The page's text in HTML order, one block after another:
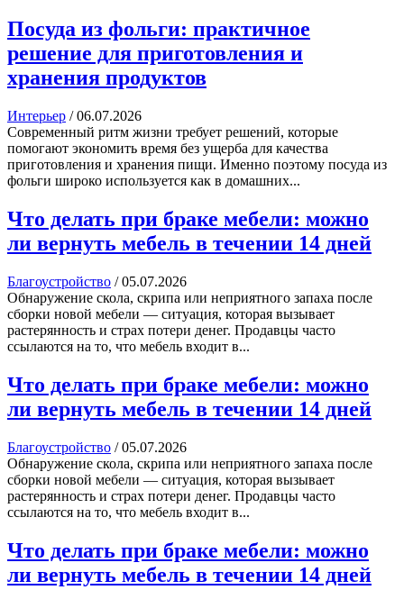
Посуда из фольги: практичное
решение для приготовления и
хранения продуктов
Интерьер /06.07.2026
Современный ритм жизни требует решений, которые
помогают экономить время без ущерба для качества
приготовления и хранения пищи. Именно поэтому посуда из
фольги широко используется как в домашних...
Что делать при браке мебели: можно
ли вернуть мебель в течении 14 дней
Благоустройство /05.07.2026
Обнаружение скола, скрипа или неприятного запаха после
сборки новой мебели — ситуация, которая вызывает
растерянность и страх потери денег. Продавцы часто
ссылаются на то, что мебель входит в...
Что делать при браке мебели: можно
ли вернуть мебель в течении 14 дней
Благоустройство /05.07.2026
Обнаружение скола, скрипа или неприятного запаха после
сборки новой мебели — ситуация, которая вызывает
растерянность и страх потери денег. Продавцы часто
ссылаются на то, что мебель входит в...
Что делать при браке мебели: можно
ли вернуть мебель в течении 14 дней